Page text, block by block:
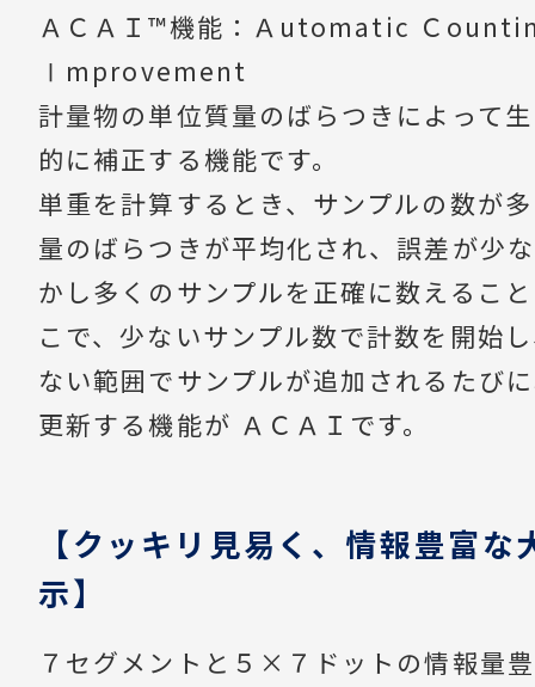
ＡＣＡＩ™機能：Ａutomatic Ｃ
Ⅰmprovement
計量物の単位質量のばらつきによって
的に補正する機能です。
単重を計算するとき、サンプルの数が
量のばらつきが平均化され、誤差が少
かし多くのサンプルを正確に数えるこ
こで、少ないサンプル数で計数を開始
ない範囲でサンプルが追加されるたび
更新する機能が ＡＣＡＩです。
【クッキリ見易く、情報豊富な
示】
７セグメントと５×７ドットの情報量